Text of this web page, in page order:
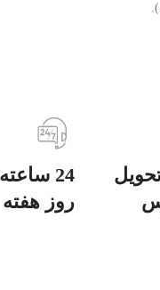
روز هفته